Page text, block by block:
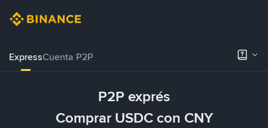
ExpressCuenta P2P
P2P exprés
Comprar USDC con CNY